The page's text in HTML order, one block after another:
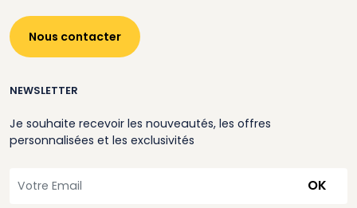
Nous contacter
NEWSLETTER
Je souhaite recevoir les nouveautés, les offres
personnalisées et les exclusivités
OK